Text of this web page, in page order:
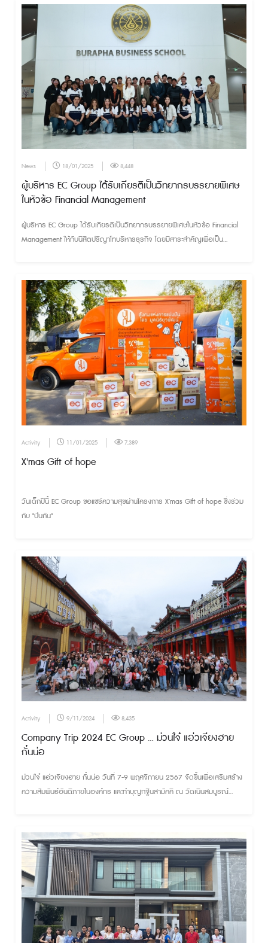
ความเข้าใจ ตลอดจนนำไปปรับใช้กับการทำงานเพื่อพัฒนาผลงานให้มีประสิทธิภาพ
และสร้างสรรค์อย่างพิถีพิถัน ผ่านประสบการณ์ที่ดีที่สุดสู่ลูกค้าทุกท่านต่อไป
News 18/01/2025 8,448
ผู้บริหาร EC Group ได้รับเกียรติเป็นวิทยากรบรรยายพิเศษ
ในหัวข้อ Financial Management
ผู้บริหาร EC Group ได้รับเกียรติเป็นวิทยากรบรรยายพิเศษในหัวข้อ Financial
Management ให้กับนิสิตปริญาโทบริหารธุรกิจ โดยมีสาระสำคัญเพื่อเป็น
Activity 11/01/2025 7,389
X'mas Gift of hope
วันเด็กปีนี้ EC Group ขอแชร์ความสุขผ่านโครงการ X'mas Gift of hope ซึ่งร่วม
กับ "ปันกัน"
Activity 9/11/2024 8,435
Company Trip 2024 EC Group ... ม่วนใจ๋ แอ่วเจียงฮาย
กั๋นน่อ
ม่วนใจ๋ แอ่วเจียงฮาย กั๋นน่อ วันที่ 7-9 พฤศจิกายน 2567 จัดขึ้นเพื่อเสริมสร้าง
ความสัมพันธ์อันดีภายในองค์กร และทำบุญกฐินสามัคคี ณ วัดเนินสมบูรณ์